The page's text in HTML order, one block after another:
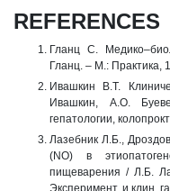
REFERENCES
Гланц С.
Гланц. – М.: Практика,
Ивашкин В.Т.
Ивашкин, А.О.
гепатологии,
Лазебник Л.Б.,
(NO) в
пищеварения / Л.Б.
Эксперимент. и клин.